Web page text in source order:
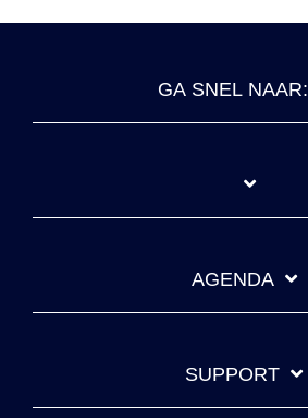
GA SNEL NAAR:
AGENDA
SUPPORT